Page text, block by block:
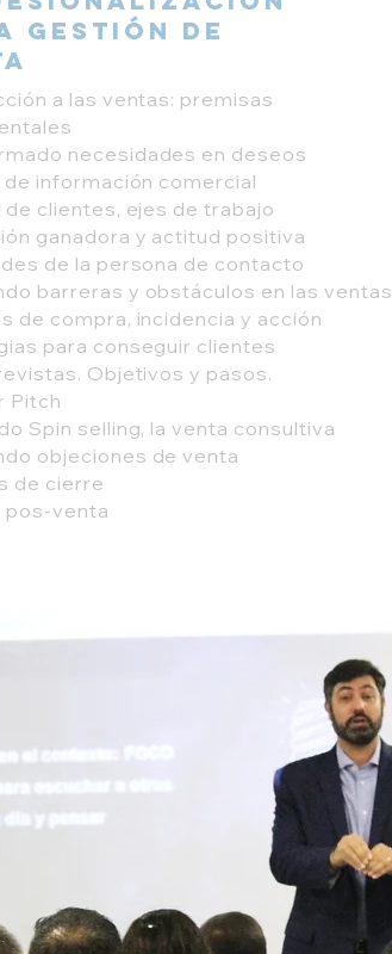
Gestión de
a las ventas: premisas
necesidades en deseos
información comercial
de clientes, ejes de trabajo
ganadora y actitud positiva
de la persona de contacto
barreras y obstáculos en las ventas
de compra, incidencia y acción
para conseguir clientes
Objetivos y pasos.
Pitch
Spin selling, la venta consultiva
objeciones de venta
de cierre
pos-venta